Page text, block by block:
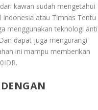
kawan sudah mengetahui
Indonesia atau Timnas Tentu
menggunakan teknologi
dapat juga mengurangi
ini mampu memberikan